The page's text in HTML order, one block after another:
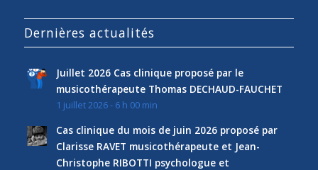
Dernières actualités
Juillet 2026 Cas clinique proposé par le
musicothérapeute Thomas DECHAUD-FAUCHET
1 juillet 2026 - 6 h 00 min
Cas clinique du mois de juin 2026 proposé par
Clarisse RAVET musicothérapeute et Jean-
Christophe RIBOTTI psychologue et